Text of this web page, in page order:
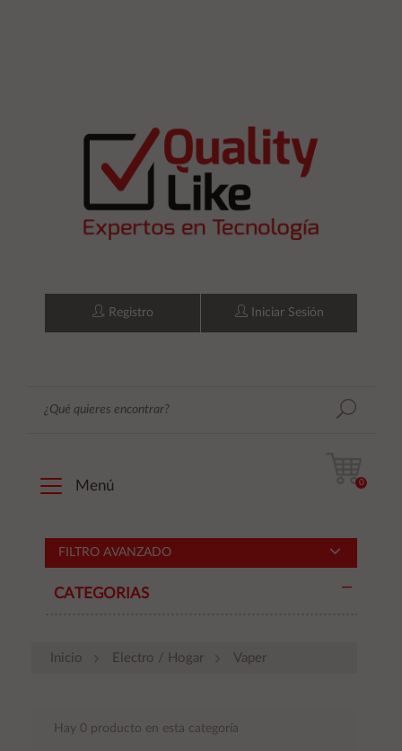
Registro Iniciar Sesión
Menú 0
FILTRO AVANZADO
CATEGORIAS
Inicio Electro / Hogar Vaper
Hay 0 producto en esta categoría